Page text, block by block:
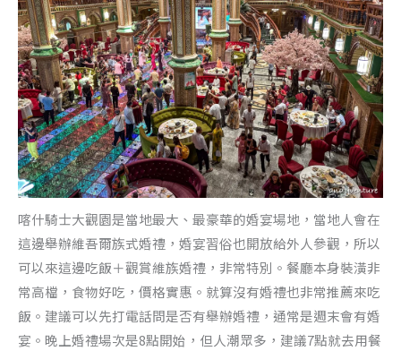
喀什騎士大觀園是當地最大、最豪華的婚宴場地，當地人會在
這邊舉辦維吾爾族式婚禮，婚宴習俗也開放給外人參觀，所以
可以來這邊吃飯＋觀賞維族婚禮，非常特別。餐廳本身裝潢非
常高檔，食物好吃，價格實惠。就算沒有婚禮也非常推薦來吃
飯。建議可以先打電話問是否有舉辦婚禮，通常是週末會有婚
宴。晚上婚禮場次是8點開始，但人潮眾多，建議7點就去用餐